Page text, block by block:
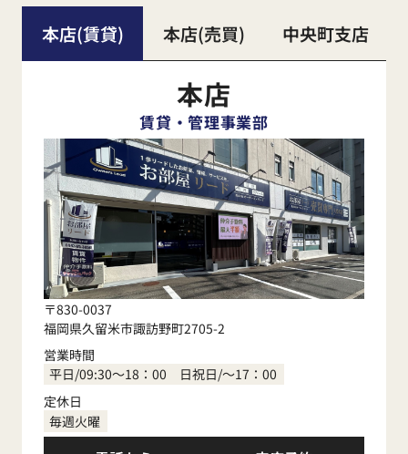
本店(賃貸) 本店(売買) 中央町支店
本店
賃貸・管理事業部
〒830-0037
福岡県久留米市諏訪野町2705-2
営業時間
平日/09:30～18：00 日祝日/～17：00
定休日
毎週火曜